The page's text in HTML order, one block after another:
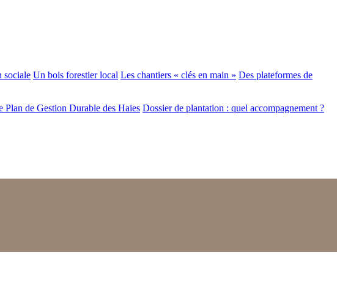
sociale Un bois forestier local Les chantiers « clés en main » Des plateformes de
Plan de Gestion Durable des Haies Dossier de plantation : quel accompagnement ?